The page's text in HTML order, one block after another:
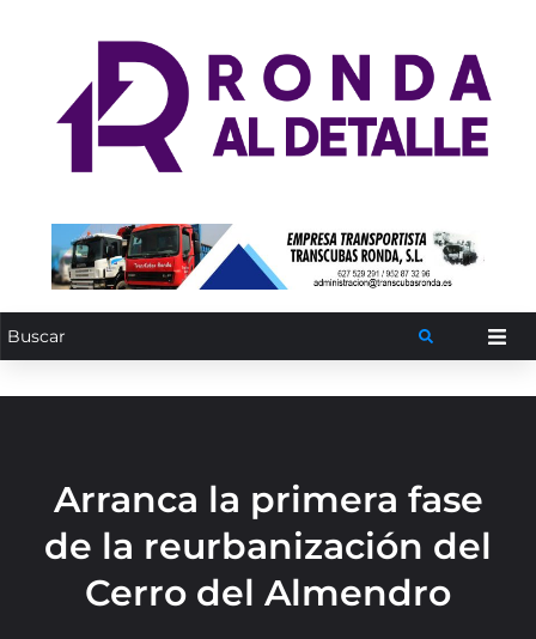
Arranca la primera fase
de la reurbanización del
Cerro del Almendro